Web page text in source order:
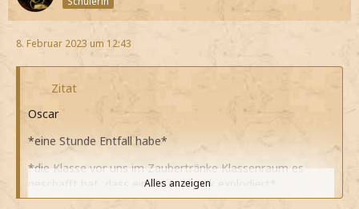
8. Februar 2023 um 12:43
Zitat
Oscar
*eine Stunde Entfall habe*
*die Klasse vor uns im Zaubertränke Klassenraum es
geschafft hat, dass ein Zaubertrank explodiert*
Alles anzeigen